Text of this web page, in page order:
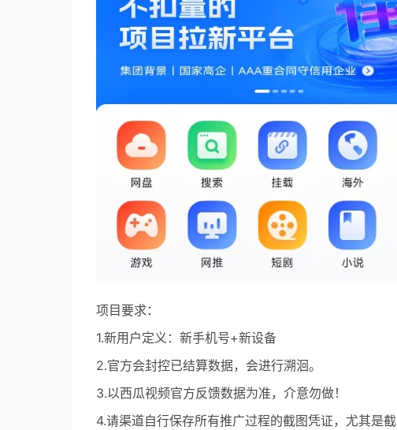
项目要求：
1.新用户定义：新手机号+新设备
2.官方会封控已结算数据，会进行溯洄。
3.以西瓜视频官方反馈数据为准，介意勿做！
4.请渠道自行保存所有推广过程的截图凭证，尤其是